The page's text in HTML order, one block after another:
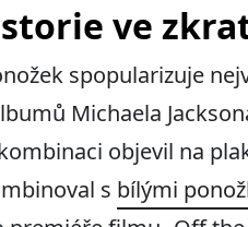
ve
spopularizuje
Michaela
objevil na
s bílými